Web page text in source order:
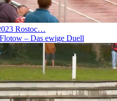
Rostoc…
– Das ewige Duell